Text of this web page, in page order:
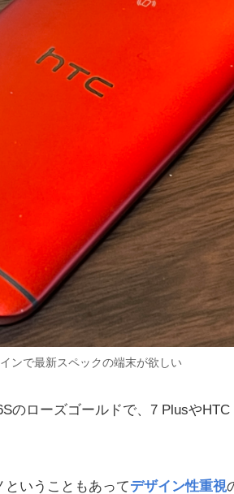
ンで最新スペックの端末が欲しい
のローズゴールドで、7 Plusや
いうこともあってデザイン性重視